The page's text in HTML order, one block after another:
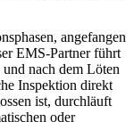
angefangen
EMS-Partner führt
nach dem Löten
Inspektion direkt
ist, durchläuft
oder